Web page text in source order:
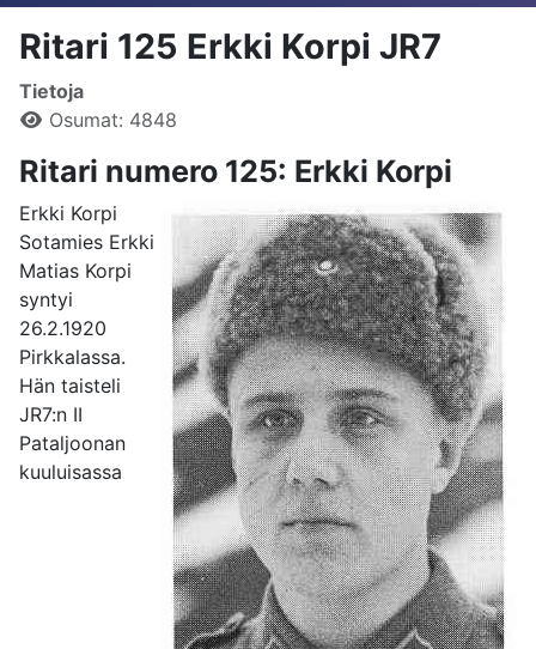
Ritari 125 Erkki Korpi JR7
Tietoja
Osumat: 4848
Ritari numero 125: Erkki Korpi
Erkki Korpi
Sotamies Erkki
Matias Korpi
syntyi
26.2.1920
Pirkkalassa.
Hän taisteli
JR7:n II
Pataljoonan
kuuluisassa